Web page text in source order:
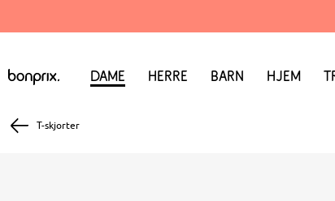
Dame Herre Barn Hjem
T-skjorter